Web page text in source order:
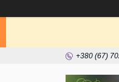
+380 (67)